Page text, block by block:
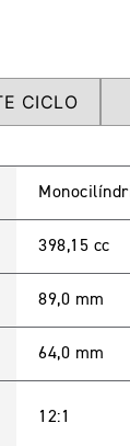
CICLO
398,15 cc
89,0 mm
64,0 mm
12:1